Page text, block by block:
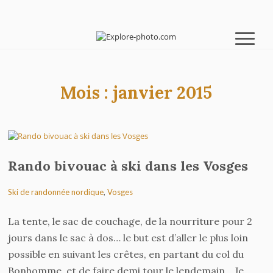
Mois :janvier 2015
Rando bivouac à ski dans les Vosges
Ski de randonnée nordique,Vosges
La tente, le sac de couchage, de la nourriture pour 2
jours dans le sac à dos… le but est d’aller le plus loin
possible en suivant les crêtes, en partant du col du